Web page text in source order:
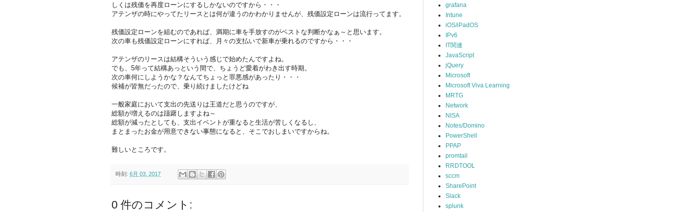
しくは残価を再度ローンにするしかないのですから・・・
アテンザの時にやってたリースとは何が違うのかわかりませんが、残価設定ローンは流行ってます。
残価設定ローンを組むのであれば、満期に車を手放すのがベストな判断かなぁ～と思います。
次の車も残価設定ローンにすれば、月々の支払いで新車が乗れるのですから・・・
アテンザのリースは結構そういう感じで始めたんですよね。
でも、5年って結構あっという間で、ちょうど愛着がわき出す時期。
次の車何にしようかな？なんてちょっと罪悪感があったり・・・
候補が皆無だったので、乗り続けましたけどね
一般家庭において支出の先送りは王道だと思うのですが、
総額が増えるのは躊躇しますよね～
総額が減ったとしても、支出イベントが重なると生活が苦しくなるし、
まとまったお金が用意できない事態になると、そこでおしまいですからね。
難しいところです。
時刻: 6月 03, 2017
0 件のコメント:
grafana
Intune
iOS/iPadOS
IPv6
IT関連
JavaScript
jQuery
Microsoft
Microsoft Viva Learning
MRTG
Network
NISA
Notes/Domino
PowerShell
PPAP
promtail
RRDTOOL
sccm
SharePoint
Slack
splunk